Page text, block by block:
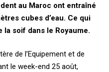
au Maroc ont entraîné
cubes d’eau. Ce qui
la soif dans le Royaume.
de l’Equipement et de
le week-end 25 août,